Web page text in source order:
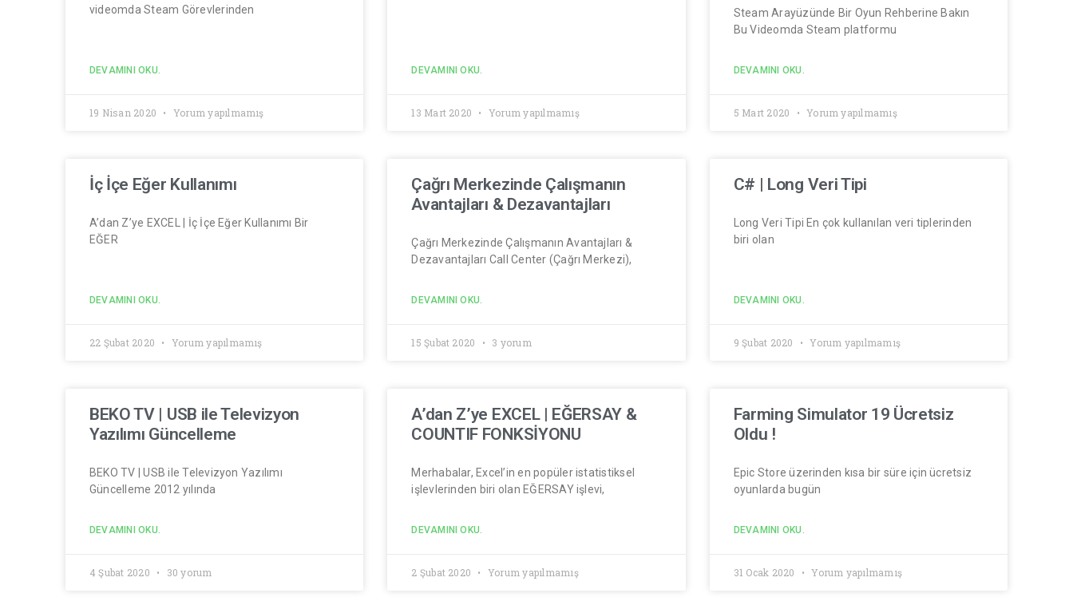
videomda Steam Görevlerinden
DEVAMINI OKU.
19 Nisan 2020 Yorum yapılmamış
DEVAMINI OKU.
13 Mart 2020 Yorum yapılmamış
Steam Arayüzünde Bir Oyun Rehberine Bakın
Bu Videomda Steam platformu
DEVAMINI OKU.
5 Mart 2020 Yorum yapılmamış
İç İçe Eğer Kullanımı
A’dan Z’ye EXCEL | İç İçe Eğer Kullanımı Bir
EĞER
DEVAMINI OKU.
22 Şubat 2020 Yorum yapılmamış
Çağrı Merkezinde Çalışmanın
Avantajları & Dezavantajları
Çağrı Merkezinde Çalışmanın Avantajları &
Dezavantajları Call Center (Çağrı Merkezi),
DEVAMINI OKU.
15 Şubat 2020 3 yorum
C# | Long Veri Tipi
Long Veri Tipi En çok kullanılan veri tiplerinden
biri olan
DEVAMINI OKU.
9 Şubat 2020 Yorum yapılmamış
BEKO TV | USB ile Televizyon
Yazılımı Güncelleme
BEKO TV | USB ile Televizyon Yazılımı
Güncelleme 2012 yılında
DEVAMINI OKU.
4 Şubat 2020 30 yorum
A’dan Z’ye EXCEL | EĞERSAY &
COUNTIF FONKSİYONU
Merhabalar, Excel’in en popüler istatistiksel
işlevlerinden biri olan EĞERSAY işlevi,
DEVAMINI OKU.
2 Şubat 2020 Yorum yapılmamış
Farming Simulator 19 Ücretsiz
Oldu !
Epic Store üzerinden kısa bir süre için ücretsiz
oyunlarda bugün
DEVAMINI OKU.
31 Ocak 2020 Yorum yapılmamış